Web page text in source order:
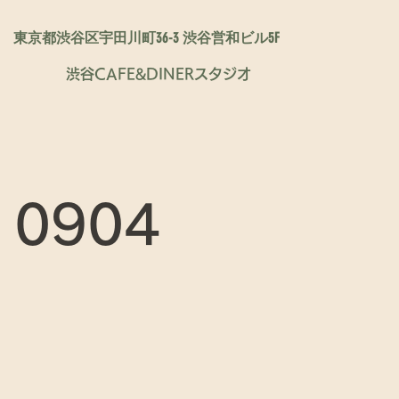
東京都渋谷区宇田川町36-3 渋谷営和ビル5F
渋谷CAFE&DINERスタジオ
0904